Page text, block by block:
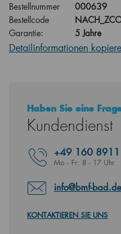
Bestellnummer
000639
Bestellcode
Garantie:
5 Jahre
Detailinformationen
Haben Sie eine
Kundendienst
+49 160
Mo - Fr: 8 - 17 Uhr
info@bmf-bad.de
KONTAKTIEREN SIE UNS